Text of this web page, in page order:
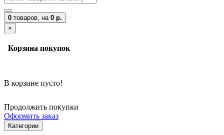
0 товаров, на 0 р.
×
Корзина покупок
В корзине пусто!
Продолжить покупки
Оформить заказ
Категории